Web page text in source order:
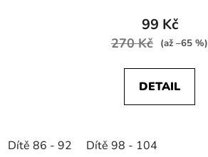
99 Kč
270 Kč (až –65 %)
DETAIL
Dítě 86 - 92 Dítě 98 - 104